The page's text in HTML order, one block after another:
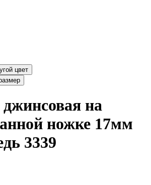
Выбрать другой цвет
на
ножке 17мм
3339